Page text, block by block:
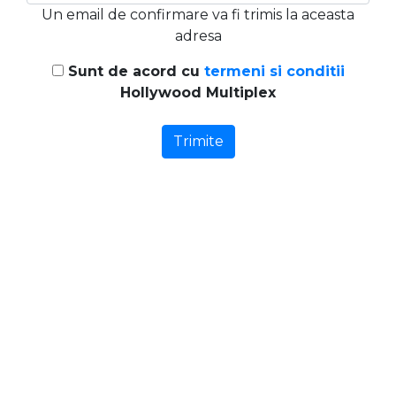
Un email de confirmare va fi trimis la aceasta
adresa
Sunt de acord cu termeni si conditii
Hollywood Multiplex
Trimite